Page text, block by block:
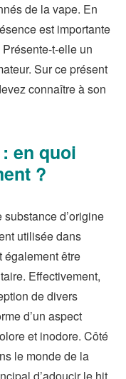
de la vape. En
est importante
t-elle un
Sur ce présent
connaître à son
en quoi
?
d’origine
utilisée dans
également être
Effectivement,
de divers
d’un aspect
et inodore. Côté
le monde de la